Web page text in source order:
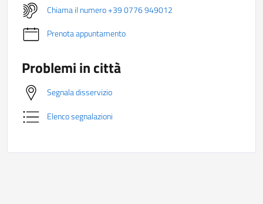
Chiama il numero +39 0776 949012
Prenota appuntamento
Problemi in città
Segnala disservizio
Elenco segnalazioni